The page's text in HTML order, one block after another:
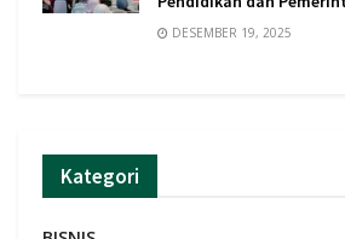
DESEMBER 19, 2025
Kategori